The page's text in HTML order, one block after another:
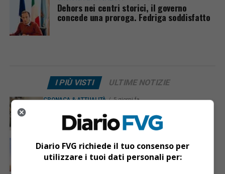
Dehors nei centri storici, il governo
concede una proroga. Fedriga soddisfatto
I PIÙ VISTI ULTIME NOTIZIE
CRONACA & ATTUALITÀ 5 giorni fa
le frazioni sotto osservazione
Bollette più leggere nei condomini, nuovo bando FVG
per l’efficientamento energetico
Diario FVG richiede il tuo consenso per
utilizzare i tuoi dati personali per: